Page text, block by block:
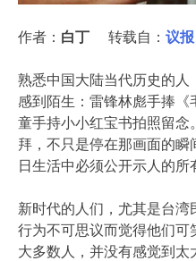
作者： 白丁 转载自： 议报
熟悉中国大陆当代历史的
感到陌生：雷锋林彪手捧
童手持小小红宝书拍照留
拜，不只是停在那画面的
日生活中必须公开示人的所
新时代的人们，尤其是台
行为不可思议而觉得他们
大多数人，并没有感觉到